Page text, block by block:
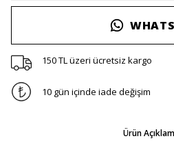
150 TL üzeri ücretsiz kargo
10 gün içinde iade değişim
Ürün